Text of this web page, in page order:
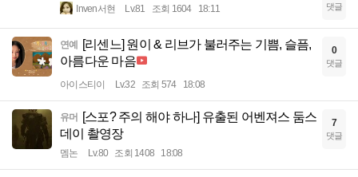
Inven서현 Lv.81 조회 1604 18:11 댓글
연예 [리센느] 원이 & 리브가 불러주는 기쁨, 슬픔,
아름다운 마음
아이스티이 Lv.32 조회 574 18:08
0
댓글
유머 [스포? 주의 해야 하나] 유출된 어벤져스 둠스
데이 촬영장
멤논 Lv.80 조회 1408 18:08
7
댓글